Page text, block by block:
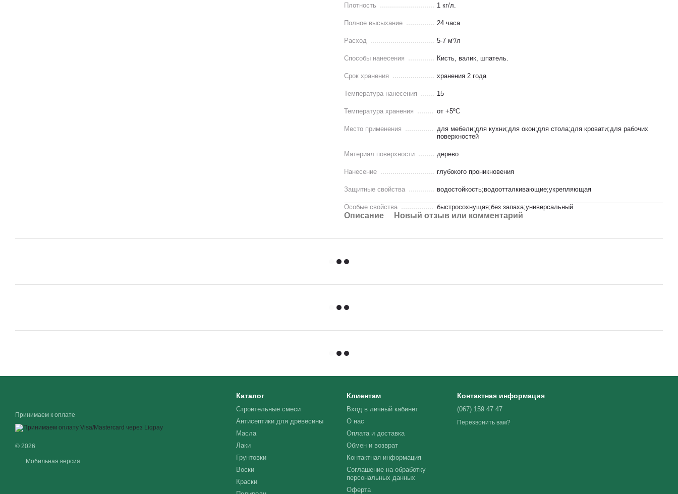
Плотность 1 кг/л.
Полное высыхание 24 часа
Расход 5-7 м²/л
Способы нанесения Кисть, валик, шпатель.
Срок хранения хранения 2 года
Температура нанесения 15
Температура хранения от +5ºС
Место применения
для мебели;для кухни;для окон;для стола;для кровати;для рабочих
поверхностей
Материал поверхности дерево
Нанесение глубокого проникновения
Защитные свойства водостойкость;водоотталкивающие;укрепляющая
Особые свойства быстросохнущая;без запаха;универсальный
Описание Новый отзыв или комментарий
Принимаем к оплате
© 2026
Мобильная версия
Каталог
Строительные смеси
Антисептики для древесины
Масла
Лаки
Грунтовки
Воски
Краски
Клиентам
Вход в личный кабинет
О нас
Оплата и доставка
Обмен и возврат
Контактная информация
Соглашение на обработку
персональных данных
Оферта
Контактная информация
(067) 159 47 47
Перезвонить вам?